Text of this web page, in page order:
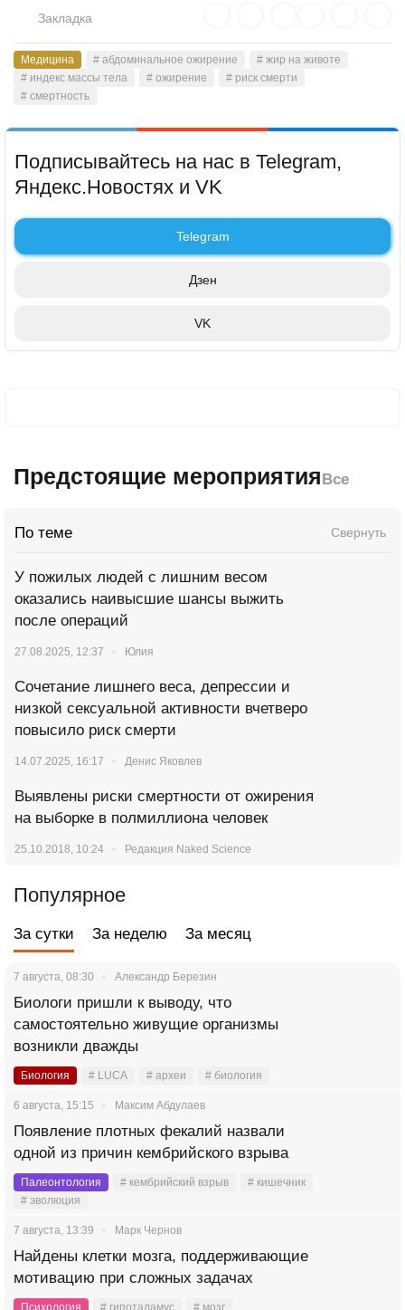
Закладка
Медицина # абдоминальное ожирение
# жир на животе
# индекс массы тела
# ожирение
# риск смерти
# смертность
Подписывайтесь на нас в Telegram,
Яндекс.Новостях и VK
Telegram
Дзен
VK
Предстоящие мероприятияВсе
По теме Свернуть
У пожилых людей с лишним весом
оказались наивысшие шансы выжить
после операций
27.08.2025, 12:37 Юлия
Сочетание лишнего веса, депрессии и
низкой сексуальной активности вчетверо
повысило риск смерти
14.07.2025, 16:17 Денис Яковлев
Выявлены риски смертности от ожирения
на выборке в полмиллиона человек
25.10.2018, 10:24 Редакция Naked Science
Популярное
За сутки За неделю За месяц
7 августа, 08:30 Александр Березин
Биологи пришли к выводу, что
самостоятельно живущие организмы
возникли дважды
Биология # LUCA # археи # биология
6 августа, 15:15 Максим Абдулаев
Появление плотных фекалий назвали
одной из причин кембрийского взрыва
Палеонтология # кембрийский взрыв
# кишечник
# эволюция
7 августа, 13:39 Марк Чернов
Найдены клетки мозга, поддерживающие
мотивацию при сложных задачах
Психология # гипоталамус
# мозг